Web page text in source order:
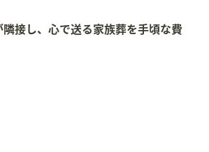
接し、心で送る家族葬を手頃な費